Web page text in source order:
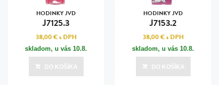
HODINKY JVD
J7125.3
38,00 €s DPH
skladom, u vás 10.8.
DO KOŠÍKA
HODINKY JVD
J7153.2
38,00 €s DPH
skladom, u vás 10.8.
DO KOŠÍKA